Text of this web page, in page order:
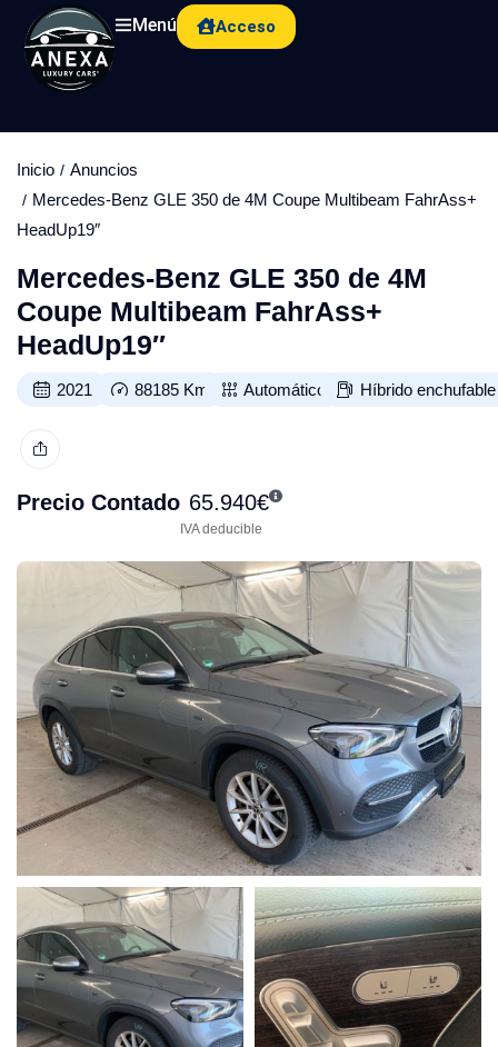
Menú Acceso
Inicio
Anuncios
Mercedes-Benz GLE 350 de 4M Coupe Multibeam FahrAss+
HeadUp19″
Mercedes-Benz GLE 350 de 4M
Coupe Multibeam FahrAss+
HeadUp19″
2021 88185 Km Automático Híbrido enchufable
Precio Contado 65.940€
IVA deducible